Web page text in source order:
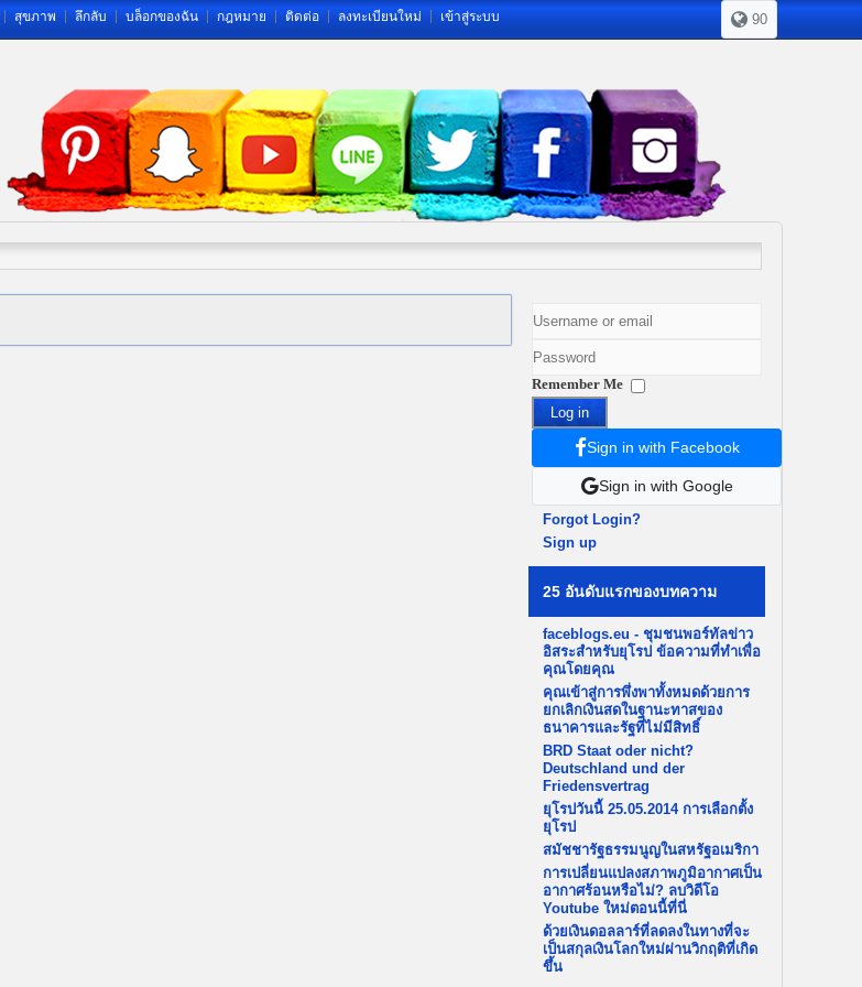
90
สุขภาพ ลึกลับ บล็อกของฉัน กฎหมาย ติดต่อ ลงทะเบียนใหม่ เข้าสู่ระบบ
Remember Me
Log in
Sign in with Facebook
Sign in with Google
Forgot Login?
Sign up
25 อันดับแรกของบทความ
faceblogs.eu - ชุมชนพอร์ทัลข่าว
อิสระสำหรับยุโรป ข้อความที่ทำเพื่อ
คุณโดยคุณ
คุณเข้าสู่การพึ่งพาทั้งหมดด้วยการ
ยกเลิกเงินสดในฐานะทาสของ
ธนาคารและรัฐที่ไม่มีสิทธิ์
BRD Staat oder nicht?
Deutschland und der
Friedensvertrag
ยุโรปวันนี้ 25.05.2014 การเลือกตั้ง
ยุโรป
สมัชชารัฐธรรมนูญในสหรัฐอเมริกา
การเปลี่ยนแปลงสภาพภูมิอากาศเป็น
อากาศร้อนหรือไม่? ลบวิดีโอ
Youtube ใหม่ตอนนี้ที่นี่
ด้วยเงินดอลลาร์ที่ลดลงในทางที่จะ
เป็นสกุลเงินโลกใหม่ผ่านวิกฤติที่เกิด
ขึ้น